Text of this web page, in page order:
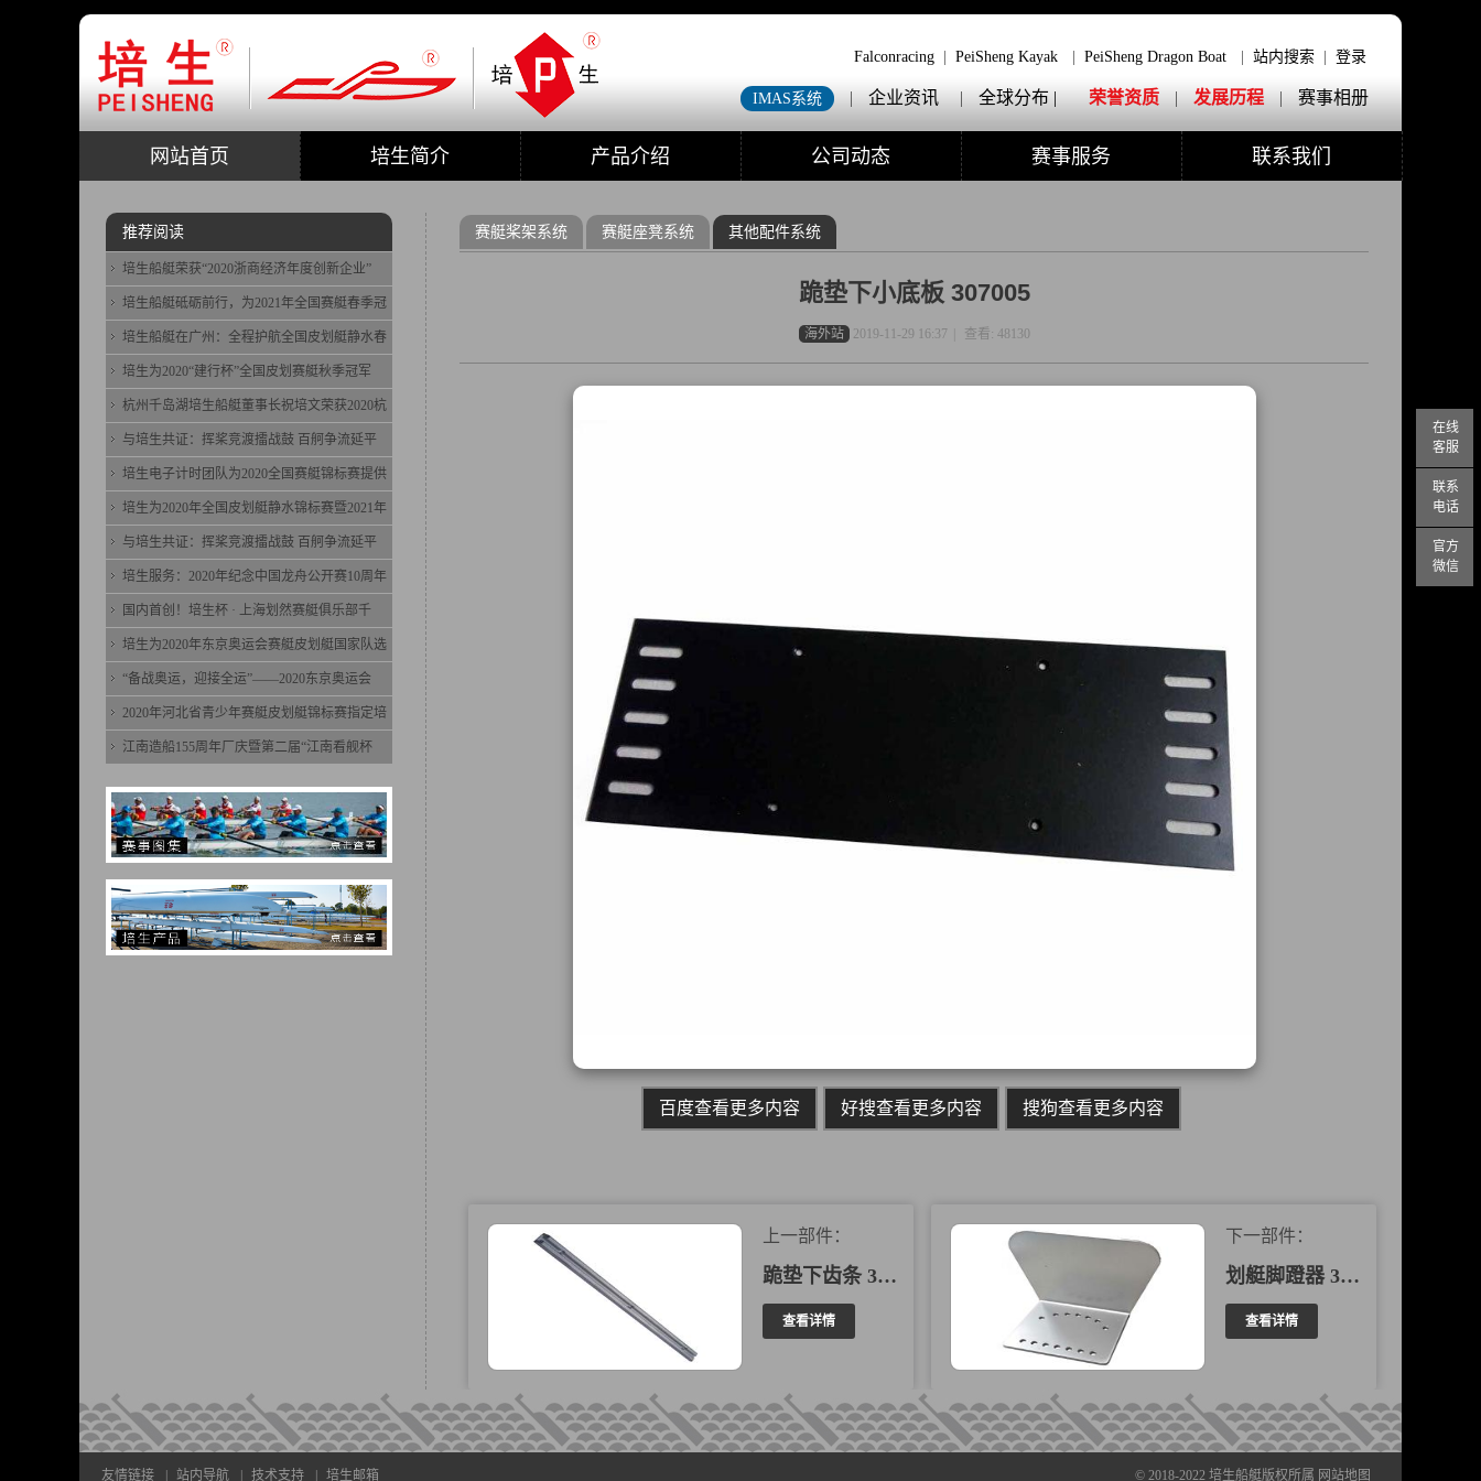
在线
客服
联系
电话
官方
微信
Falconracing PeiSheng Kayak PeiSheng Dragon Boat 站内搜索 登录
IMAS系统 | 企业资讯 | 全球分布 | 荣誉资质 | 发展历程 | 赛事相册
网站首页 培生简介 产品介绍 公司动态 赛事服务 联系我们
赛艇桨架系统 赛艇座凳系统 其他配件系统
跪垫下小底板 307005
海外站 2019-11-29 16:37 查看: 48130
百度查看更多内容 好搜查看更多内容 搜狗查看更多内容
上一部件：
跪垫下齿条 307009
查看详情
下一部件：
划艇脚蹬器 307003
查看详情
推荐阅读
培生船艇荣获“2020浙商经济年度创新企业”
培生船艇砥砺前行，为2021年全国赛艇春季冠
培生船艇在广州：全程护航全国皮划艇静水春
培生为2020“建行杯”全国皮划赛艇秋季冠军
杭州千岛湖培生船艇董事长祝培文荣获2020杭
与培生共证：挥桨竞渡擂战鼓 百舸争流延平
培生电子计时团队为2020全国赛艇锦标赛提供
培生为2020年全国皮划艇静水锦标赛暨2021年
与培生共证：挥桨竞渡擂战鼓 百舸争流延平
培生服务：2020年纪念中国龙舟公开赛10周年
国内首创！培生杯 · 上海划然赛艇俱乐部千
培生为2020年东京奥运会赛艇皮划艇国家队选
“备战奥运，迎接全运”——2020东京奥运会
2020年河北省青少年赛艇皮划艇锦标赛指定培
江南造船155周年厂庆暨第二届“江南看舰杯
友情链接 | 站内导航 | 技术支持 | 培生邮箱 © 2018-2022 培生船艇版权所属 网站地图